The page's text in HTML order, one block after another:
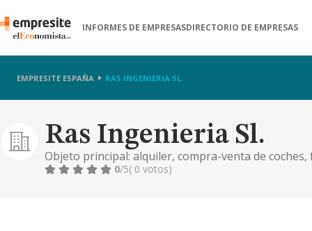
INFORMES DE EMPRESASDIRECTORIO DE EMPRESAS
EMPRESITE ESPAÑA RAS INGENIERIA SL.
Ras Ingenieria Sl.
Objeto principal: alquiler, compra-venta de
comercio al por mayor de vehiculos de motor y
0/5( 0 votos)